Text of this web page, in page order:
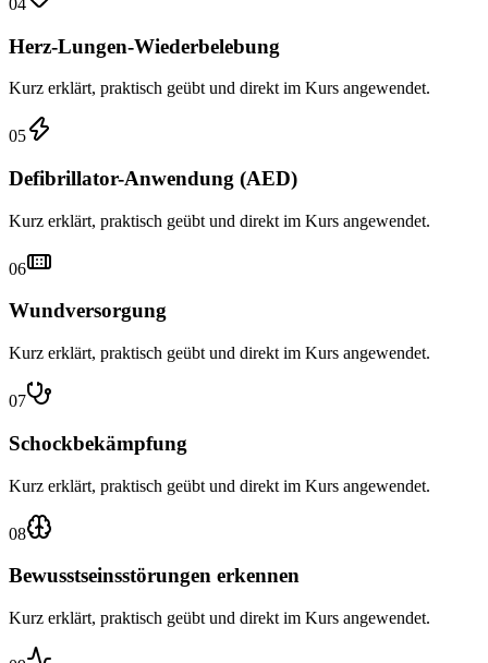
Herz-Lungen-Wiederbelebung
Kurz erklärt, praktisch geübt und direkt im Kurs angewendet.
05
Defibrillator-Anwendung (AED)
Kurz erklärt, praktisch geübt und direkt im Kurs angewendet.
06
Wundversorgung
Kurz erklärt, praktisch geübt und direkt im Kurs angewendet.
07
Schockbekämpfung
Kurz erklärt, praktisch geübt und direkt im Kurs angewendet.
08
Bewusstseinsstörungen erkennen
Kurz erklärt, praktisch geübt und direkt im Kurs angewendet.